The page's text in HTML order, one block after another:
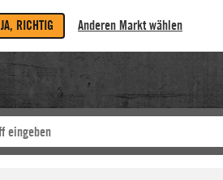
JA, RICHTIG Anderen Markt wählen